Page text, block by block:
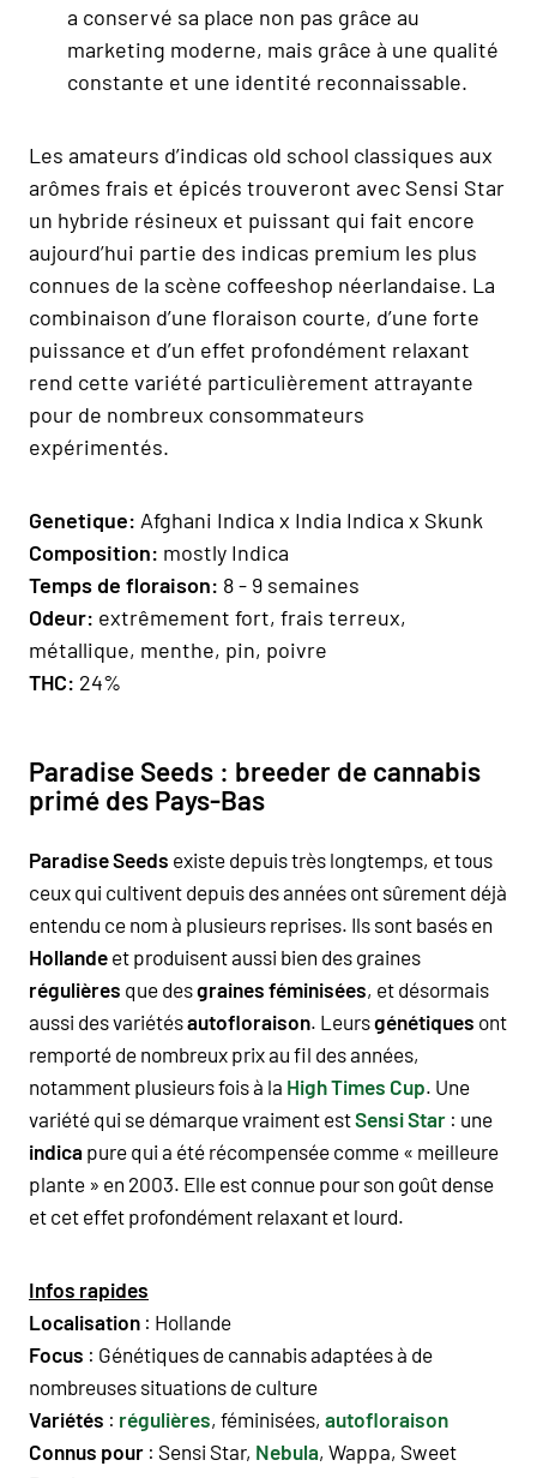
a conservé sa place non pas grâce au
marketing moderne, mais grâce à une qualité
constante et une identité reconnaissable.
Les amateurs d’indicas old school classiques aux
arômes frais et épicés trouveront avec Sensi Star
un hybride résineux et puissant qui fait encore
aujourd’hui partie des indicas premium les plus
connues de la scène coffeeshop néerlandaise. La
combinaison d’une floraison courte, d’une forte
puissance et d’un effet profondément relaxant
rend cette variété particulièrement attrayante
pour de nombreux consommateurs
expérimentés.
Genetique: Afghani Indica x India Indica x Skunk
Composition: mostly Indica
Temps de floraison: 8 - 9 semaines
Odeur: extrêmement fort, frais terreux,
métallique, menthe, pin, poivre
THC: 24%
Paradise Seeds : breeder de cannabis
primé des Pays-Bas
Paradise Seeds existe depuis très longtemps, et tous
ceux qui cultivent depuis des années ont sûrement déjà
entendu ce nom à plusieurs reprises. Ils sont basés en
Hollande et produisent aussi bien des graines
régulières que desgraines féminisées, et désormais
aussi des variétésautofloraison. Leursgénétiques ont
remporté de nombreux prix au fil des années,
notamment plusieurs fois à la High Times Cup. Une
variété qui se démarque vraiment estSensi Star : une
indica pure qui a été récompensée comme « meilleure
plante » en 2003. Elle est connue pour son goût dense
et cet effet profondément relaxant et lourd.
Infos rapides
Localisation : Hollande
Focus : Génétiques de cannabisadaptées à de
nombreuses situations de culture
Variétés : régulières, féminisées, autofloraison
Connus pour : Sensi Star, Nebula, Wappa, Sweet